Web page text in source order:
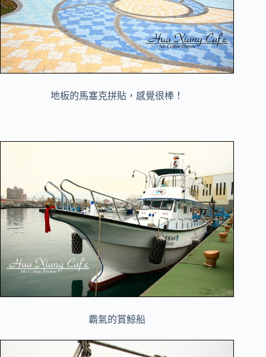
地板的馬塞克拼貼，感覺很棒！
霸氣的賞鯨船